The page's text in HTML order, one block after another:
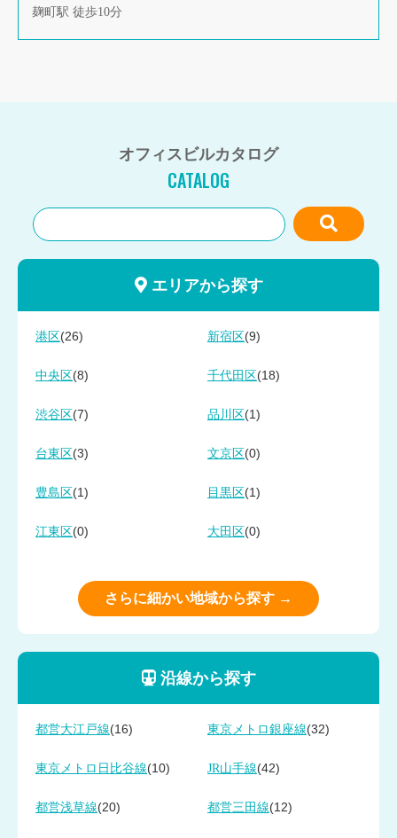
麹町駅 徒歩10分
オフィスビルカタログ
CATALOG
エリアから探す
港区 (26) 新宿区 (9)
中央区 (8) 千代田区 (18)
渋谷区 (7) 品川区 (1)
台東区 (3) 文京区 (0)
豊島区 (1) 目黒区 (1)
江東区 (0) 大田区 (0)
さらに細かい地域から探す →
沿線から探す
都営大江戸線(16) 東京メトロ銀座線(32)
東京メトロ日比谷線(10) JR山手線(42)
都営浅草線(20) 都営三田線(12)